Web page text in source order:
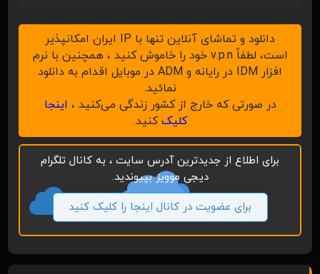
دانلود و تماشای آنلاین تنها با IP ایران امکانپذیر
است، لطفاً v.p.n خود را خاموش کنید ، همچنین با نرم
افزار IDM در رایانه و ADM در موبایل اقدام به دانلود
نمائید.
در صورتی که خارج از کشور زندگی می‌کنید ، اینجا
کلیککنید.
برای اطلاع از جدیدترین آدرس سایت ، به کانال تلگرام
دیجی موویز بپیوندید.
برای عضویت در کانال اینجا را کلیک کنید